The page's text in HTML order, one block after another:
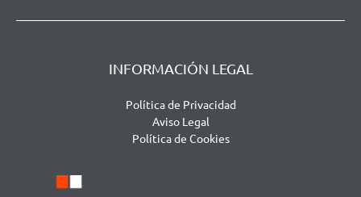
INFORMACIÓN LEGAL
Política de Privacidad
Aviso Legal
Política de Cookies